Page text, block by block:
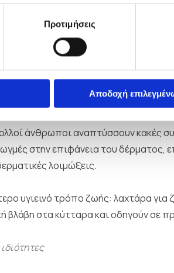
Προτιμήσεις
Αποδοχή
και την ακμή
άνοιξη και πώς να την
και τι να αποφεύγετε, αν έχετε
πρέπει να ξέρετε για την εποχική
άνθρωποι αναπτύσσουν κακές
στην επιφάνεια του
λοιμώξεις.
υγιεινό τρόπο ζωής: λαχτάρα
βλάβη στα κύτταρα και οδηγούν σε